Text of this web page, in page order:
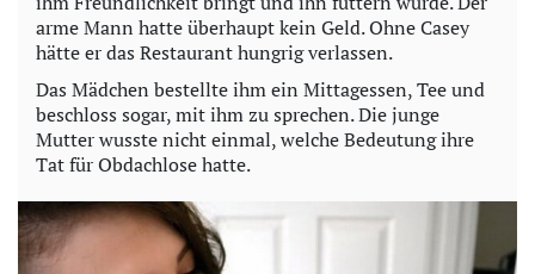
i
d
e
o
arme Mann hatte überhaupt kein Geld. Ohne Casey
hätte er das Restaurant hungrig verlassen.
Das Mädchen bestellte ihm ein Mittagessen, Tee und
beschloss sogar, mit ihm zu sprechen. Die junge
Mutter wusste nicht einmal, welche Bedeutung ihre
Tat für Obdachlose hatte.